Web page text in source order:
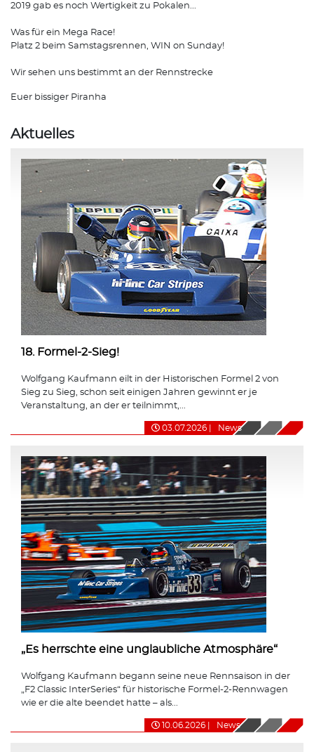
2019 gab es noch Wertigkeit zu Pokalen...
Was für ein Mega Race!
Platz 2 beim Samstagsrennen, WIN on Sunday!
Wir sehen uns bestimmt an der Rennstrecke
Euer bissiger Piranha
Aktuelles
18. Formel-2-Sieg!
Wolfgang Kaufmann eilt in der Historischen Formel 2 von
Sieg zu Sieg, schon seit einigen Jahren gewinnt er je
Veranstaltung, an der er teilnimmt,...
03.07.2026 News
„Es herrschte eine unglaubliche Atmosphäre“
Wolfgang Kaufmann begann seine neue Rennsaison in der
„F2 Classic InterSeries“ für historische Formel-2-Rennwagen
wie er die alte beendet hatte – als...
10.06.2026 News